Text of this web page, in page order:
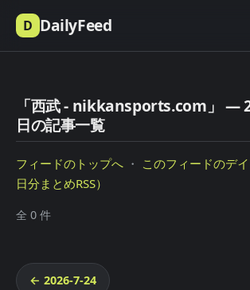
D DailyFeed
「西武 - nikkansports.com」 —
日の記事一覧
フィードのトップへ ・ このフィードのデ
日分まとめRSS）
全 0 件
← 2026-7-24